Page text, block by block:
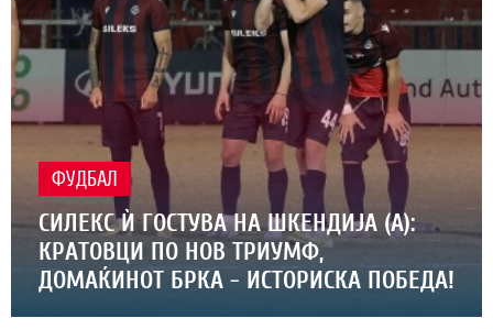
ФУДБАЛ
СИЛЕКС Ѝ ГОСТУВА НА ШКЕНДИЈА (А):
КРАТОВЦИ ПО НОВ ТРИУМФ,
ДОМАЌИНОТ БРКА - ИСТОРИСКА ПОБЕДА!